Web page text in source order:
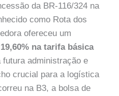
da BR-116/324 na
como Rota dos
ofereceu um
na tarifa básica
futura administração e
crucial para a logística
na B3, a bolsa de